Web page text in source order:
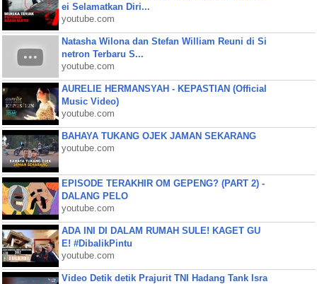
ei Selamatkan Diri...
youtube.com
Natasha Wilona dan Stefan William Reuni di Si
netron Terbaru S...
youtube.com
AURELIE HERMANSYAH - KEPASTIAN (Official
Music Video)
youtube.com
BAHAYA TUKANG OJEK JAMAN SEKARANG
youtube.com
EPISODE TERAKHIR OM GEPENG? (PART 2) -
DALANG PELO
youtube.com
ADA INI DI DALAM RUMAH SULE! KAGET GU
E! #DibalikPintu
youtube.com
Video Detik detik Prajurit TNI Hadang Tank Isra